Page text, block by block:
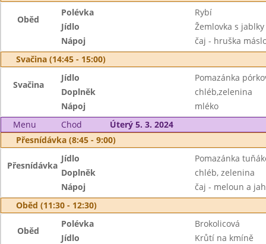
Oběd
Polévka
Rybí
Jídlo
Žemlovka s
Nápoj
čaj - hruška
Svačina (14:45 - 15:00)
Svačina
Jídlo
Pomazánka
Doplněk
chléb,zelenina
Nápoj
mléko
Menu
Chod
Úterý 5. 3. 2024
Přesnídávka (8:45 - 9:00)
Přesnídávka
Jídlo
Pomazánka
Doplněk
chléb, zelenina
Nápoj
čaj - meloun a
Oběd (11:30 - 12:30)
Oběd
Polévka
Brokolicová
Jídlo
Krůtí na kmíně